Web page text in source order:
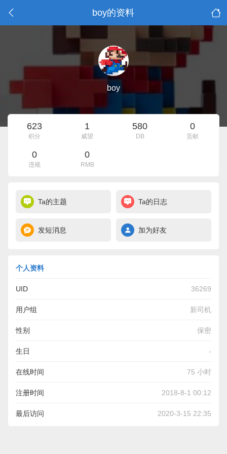
boy的资料
boy
623
积分
1
威望
580
DB
0
贡献
0
违规
0
RMB
Ta的主题 Ta的日志
发短消息 加为好友
个人资料
UID 36269
用户组 新司机
性别 保密
生日 -
在线时间 75 小时
注册时间 2018-8-1 00:12
最后访问 2020-3-15 22:35